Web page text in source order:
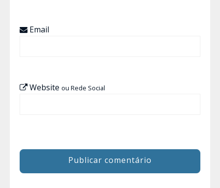
Email
Website ou Rede Social